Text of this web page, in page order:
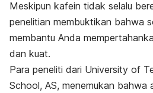
Meskipun kafein tidak selalu
penelitian membuktikan bahwa
membantu Anda
dan kuat.
Para peneliti dari University of
School, AS, menemukan bahwa